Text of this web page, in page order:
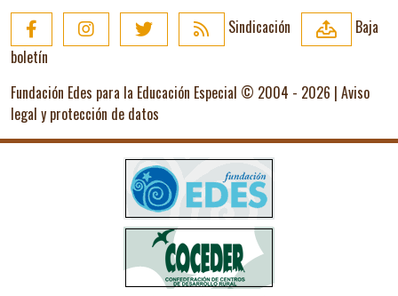
Sindicación
Baja
boletín
Fundación Edes para la Educación Especial © 2004 - 2026 | Aviso
legal y protección de datos